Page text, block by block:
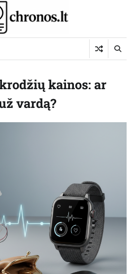
kainos: ar
vardą?